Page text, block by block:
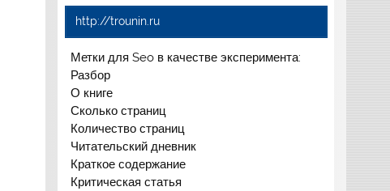
http://trounin.ru
Метки для Seo в качестве эксперимента:
Разбор
О книге
Сколько страниц
Количество страниц
Читательский дневник
Краткое содержание
Критическая статья